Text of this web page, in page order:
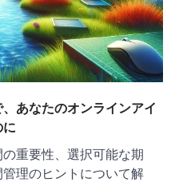
あなたのオンラインアイ
重要性、選択可能な期
理のヒントについて解